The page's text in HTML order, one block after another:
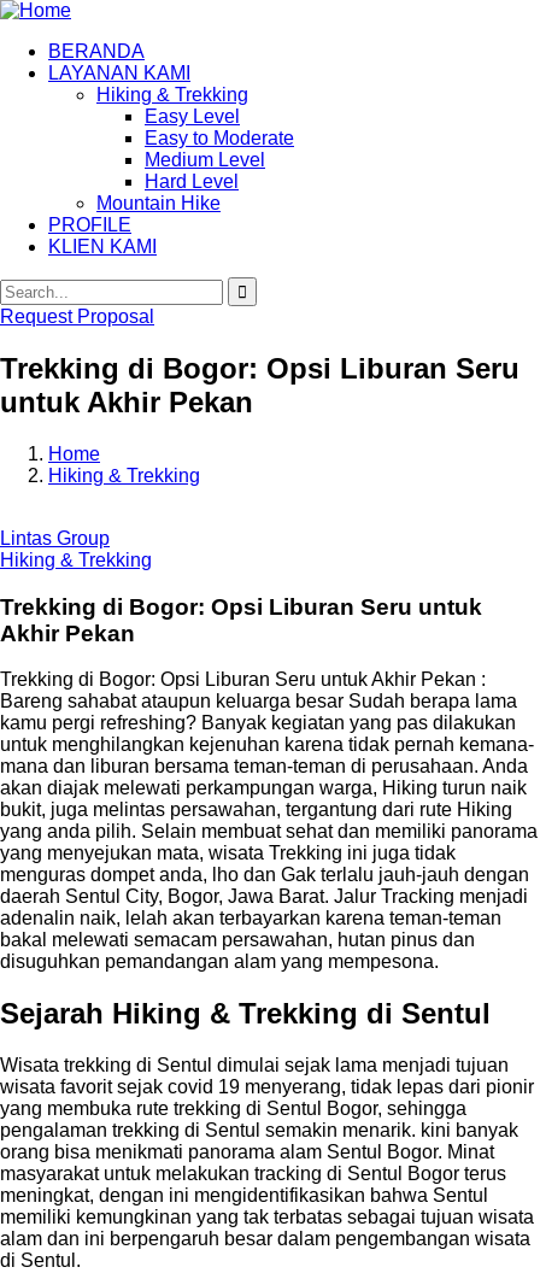
BERANDA
LAYANAN KAMI
Hiking & Trekking
Easy Level
Easy to Moderate
Medium Level
Hard Level
Mountain Hike
PROFILE
KLIEN KAMI
Request Proposal
Trekking di Bogor: Opsi Liburan Seru
untuk Akhir Pekan
Home
Hiking & Trekking
Lintas Group
Hiking & Trekking
Trekking di Bogor: Opsi Liburan Seru untuk
Akhir Pekan
Trekking di Bogor: Opsi Liburan Seru untuk Akhir Pekan :
Bareng sahabat ataupun keluarga besar Sudah berapa lama
kamu pergi refreshing? Banyak kegiatan yang pas dilakukan
untuk menghilangkan kejenuhan karena tidak pernah kemana-
mana dan liburan bersama teman-teman di perusahaan. Anda
akan diajak melewati perkampungan warga, Hiking turun naik
bukit, juga melintas persawahan, tergantung dari rute Hiking
yang anda pilih. Selain membuat sehat dan memiliki panorama
yang menyejukan mata, wisata Trekking ini juga tidak
menguras dompet anda, lho dan Gak terlalu jauh-jauh dengan
daerah Sentul City, Bogor, Jawa Barat. Jalur Tracking menjadi
adenalin naik, lelah akan terbayarkan karena teman-teman
bakal melewati semacam persawahan, hutan pinus dan
disuguhkan pemandangan alam yang mempesona.
Sejarah Hiking & Trekking di Sentul
Wisata trekking di Sentul dimulai sejak lama menjadi tujuan
wisata favorit sejak covid 19 menyerang, tidak lepas dari pionir
yang membuka rute trekking di Sentul Bogor, sehingga
pengalaman trekking di Sentul semakin menarik. kini banyak
orang bisa menikmati panorama alam Sentul Bogor. Minat
masyarakat untuk melakukan tracking di Sentul Bogor terus
meningkat, dengan ini mengidentifikasikan bahwa Sentul
memiliki kemungkinan yang tak terbatas sebagai tujuan wisata
alam dan ini berpengaruh besar dalam pengembangan wisata
di Sentul.